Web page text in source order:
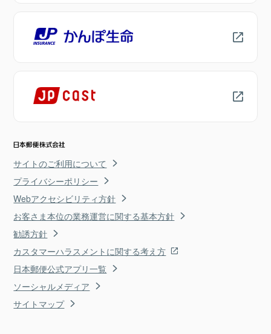
サイトのご利用について
プライバシーポリシー
Webアクセシビリティ方針
お客さま本位の業務運営に関する基本方針
勧誘方針
カスタマーハラスメントに関する考え方
日本郵便公式アプリ一覧
ソーシャルメディア
サイトマップ